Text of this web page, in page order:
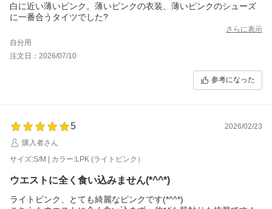
白に近い薄いピンク。薄いピンクの衣装、薄いピンクのシューズ
に一番合うタイツでした?
さらに表示
自分用
注文日：2026/07/10
参考になった
5
2026/02/23
購入者さん
サイズ:S/M | カラー:LPK (ライトピンク）
ウエストに全く食い込みません(*^^*)
ライトピンク、とても綺麗なピンクです(*^^*)